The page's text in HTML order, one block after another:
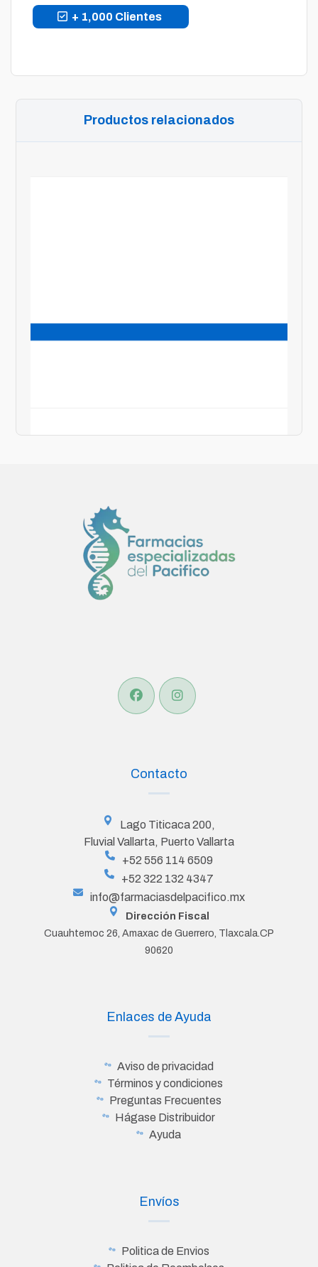
+ 1,000 Clientes
Productos relacionados
Contacto
Lago Titicaca 200,
Fluvial Vallarta, Puerto Vallarta
+52 556 114 6509
+52 322 132 4347
info@farmaciasdelpacifico.mx
Dirección Fiscal
Cuauhtemoc 26, Amaxac de Guerrero, Tlaxcala.CP
90620
Enlaces de Ayuda
Aviso de privacidad
Términos y condiciones
Preguntas Frecuentes
Hágase Distribuidor
Ayuda
Envíos
Politica de Envios